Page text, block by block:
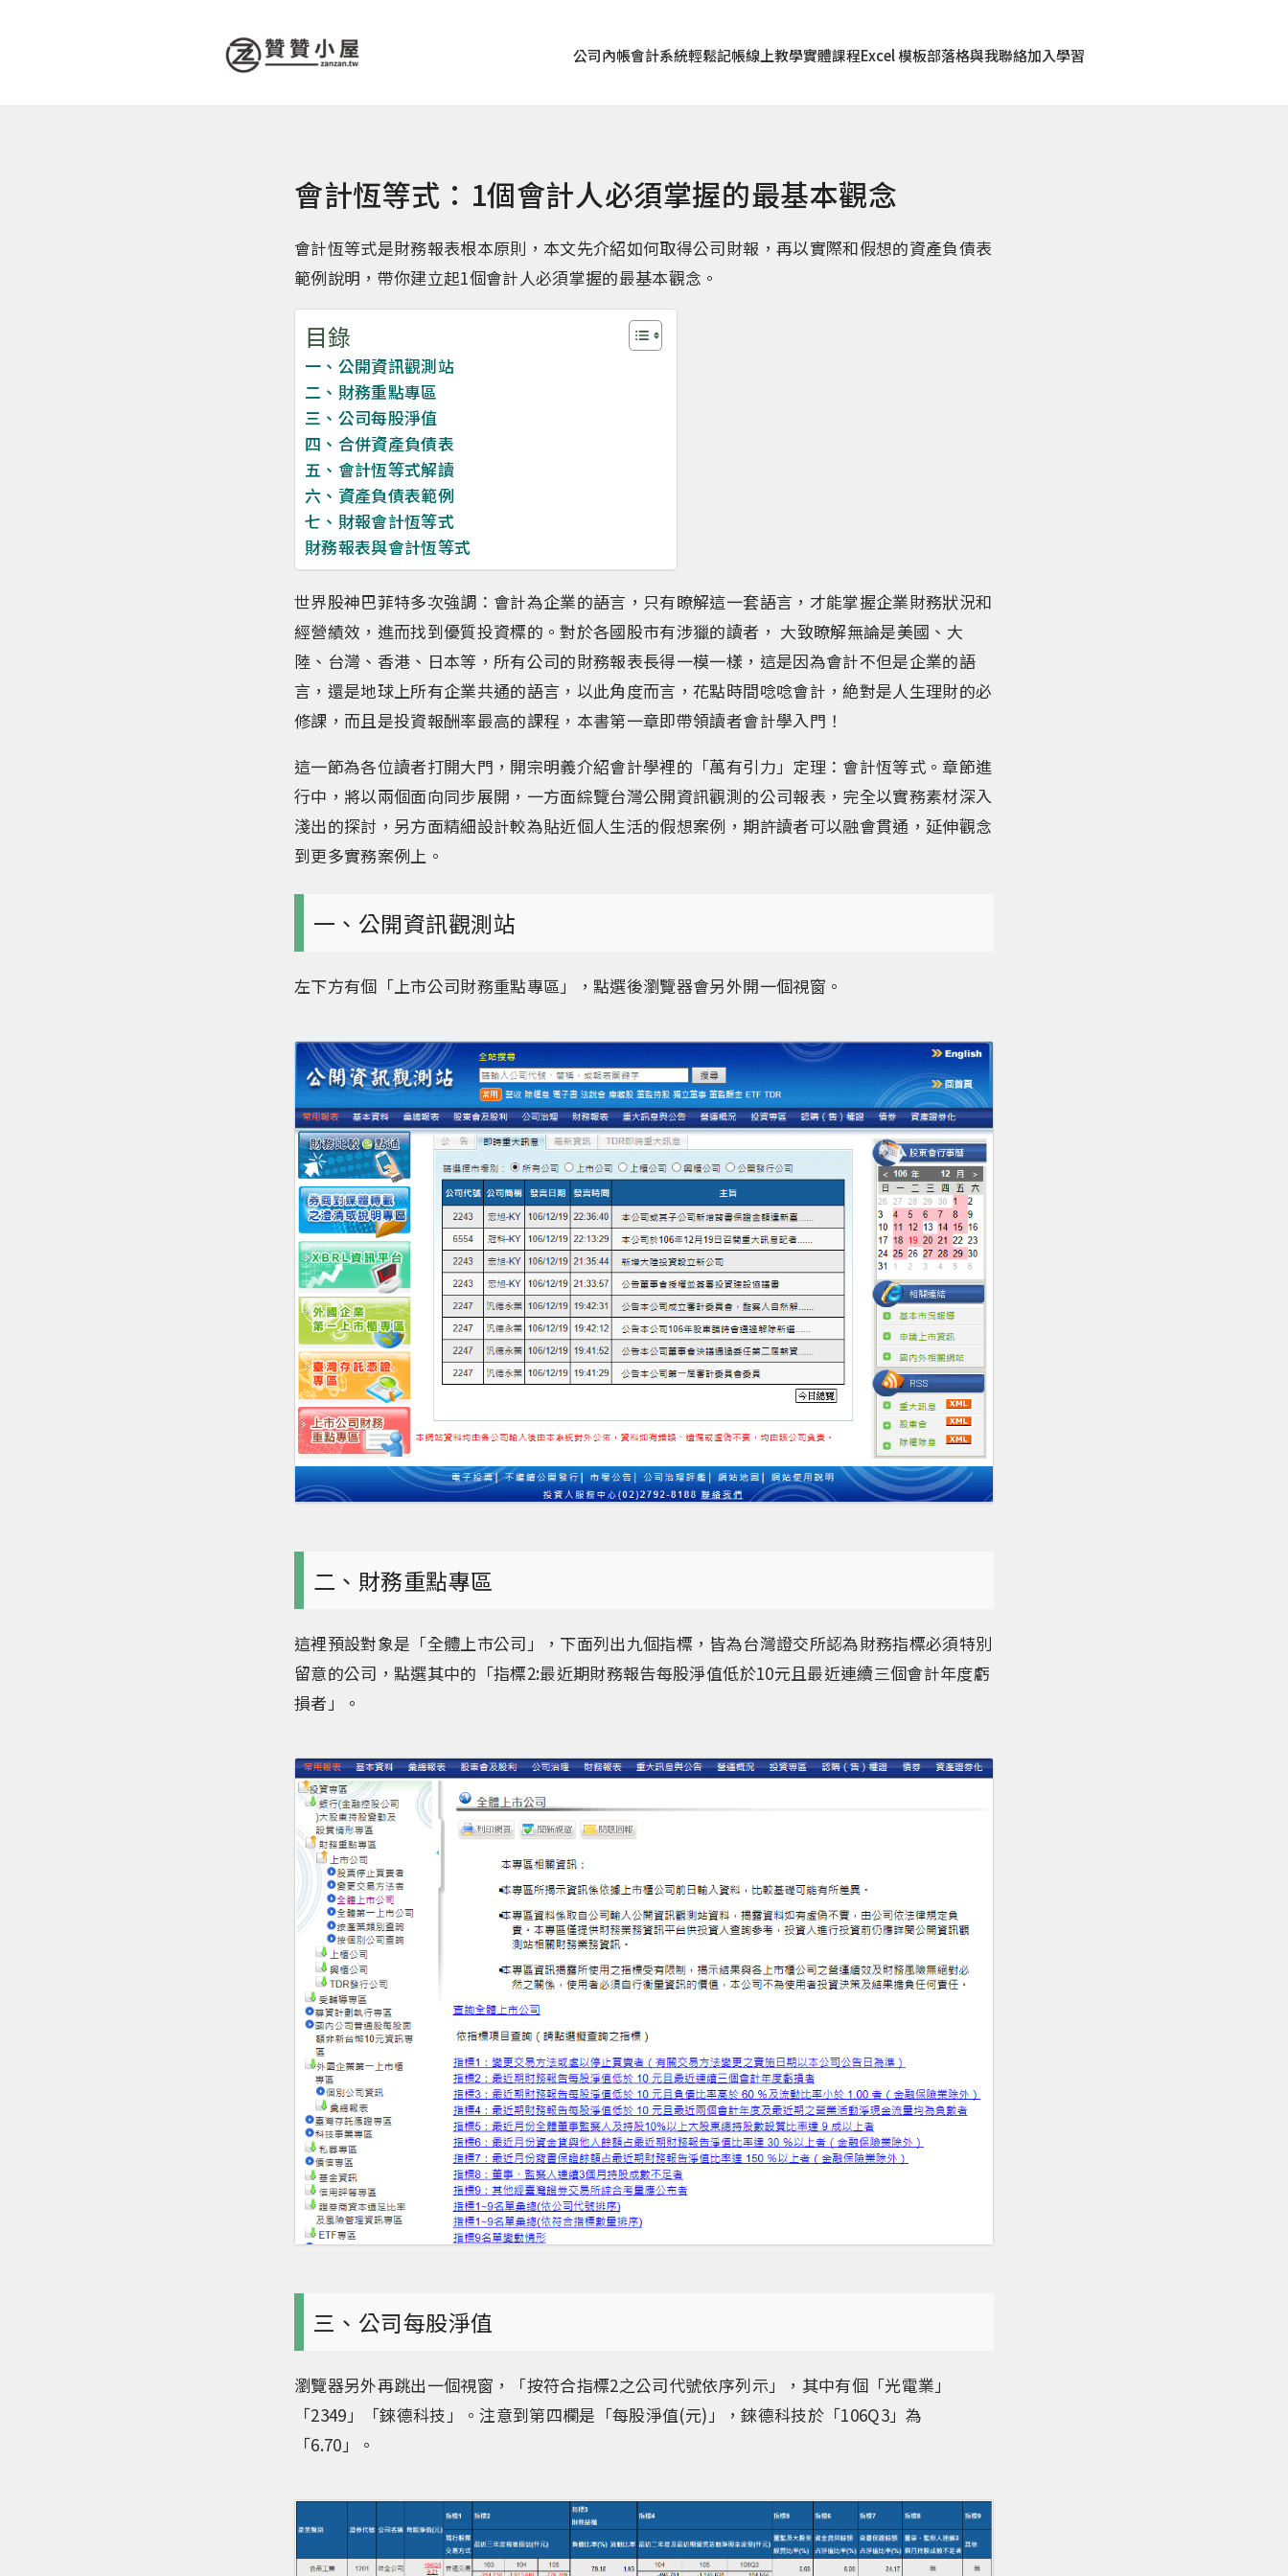
公司內帳會計系統輕鬆記帳線上教學實體課程Excel 模板部落格與我聯絡加入學習
會計恆等式：1個會計人必須掌握的最基本觀念
會計恆等式是財務報表根本原則，本文先介紹如何取得公司財報，再以實際和假想的資產負債表
範例說明，帶你建立起1個會計人必須掌握的最基本觀念。
目錄
一、公開資訊觀測站
二、財務重點專區
三、公司每股淨值
四、合併資產負債表
五、會計恆等式解讀
六、資產負債表範例
七、財報會計恆等式
財務報表與會計恆等式
世界股神巴菲特多次強調：會計為企業的語言，只有瞭解這一套語言，才能掌握企業財務狀況和
經營績效，進而找到優質投資標的。對於各國股市有涉獵的讀者， 大致瞭解無論是美國、大
陸、台灣、香港、日本等，所有公司的財務報表長得一模一樣，這是因為會計不但是企業的語
言，還是地球上所有企業共通的語言，以此角度而言，花點時間唸唸會計，絶對是人生理財的必
修課，而且是投資報酬率最高的課程，本書第一章即帶領讀者會計學入門！
這一節為各位讀者打開大門，開宗明義介紹會計學裡的「萬有引力」定理：會計恆等式。章節進
行中，將以兩個面向同步展開，一方面綜覽台灣公開資訊觀測的公司報表，完全以實務素材深入
淺出的探討，另方面精細設計較為貼近個人生活的假想案例，期許讀者可以融會貫通，延伸觀念
到更多實務案例上。
一、公開資訊觀測站
左下方有個「上市公司財務重點專區」，點選後瀏覽器會另外開一個視窗。
二、財務重點專區
這裡預設對象是「全體上市公司」，下面列出九個指標，皆為台灣證交所認為財務指標必須特別
留意的公司，點選其中的「指標2:最近期財務報告每股淨值低於10元且最近連續三個會計年度虧
損者」。
三、公司每股淨值
瀏覽器另外再跳出一個視窗，「按符合指標2之公司代號依序列示」，其中有個「光電業」
「2349」「錸德科技」。注意到第四欄是「每股淨值(元)」，錸德科技於「106Q3」為
「6.70」。